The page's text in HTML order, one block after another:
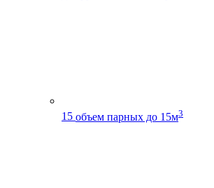
15 объем парных до 15м3